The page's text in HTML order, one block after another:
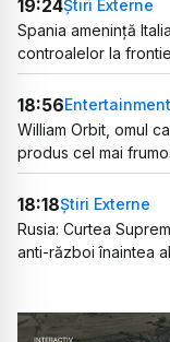
19:24Știri Externe
Spania amenință
controalelor la
18:56Entertainment
William Orbit, omul
produs cel mai
18:18Știri Externe
Rusia: Curtea
anti-război înaintea